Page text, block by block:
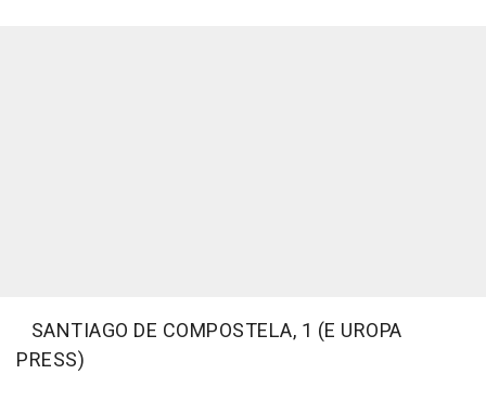
SANTIAGO DE COMPOSTELA, 1 (E UROPA
PRESS)